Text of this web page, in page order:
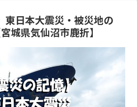
東日本大震災・被災地の
城県気仙沼市鹿折】